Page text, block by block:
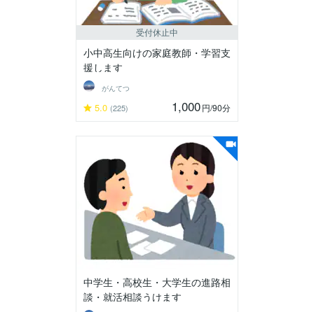
受付休止中
小中高生向けの家庭教師・学習支
援します
がんてつ
5.0 (225) 1,000円/90分
中学生・高校生・大学生の進路相
談・就活相談うけます